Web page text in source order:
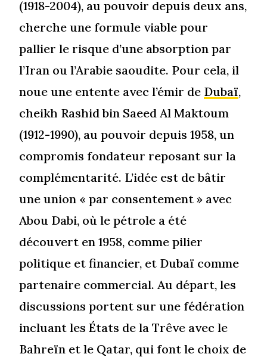
(1918-2004), au pouvoir depuis deux ans,
cherche une formule viable pour
pallier le risque d’une absorption par
l’Iran ou l’Arabie saoudite. Pour cela, il
noue une entente avec l’émir de Dubaï,
cheikh Rashid bin Saeed Al Maktoum
(1912-1990), au pouvoir depuis 1958, un
compromis fondateur reposant sur la
complémentarité. L’idée est de bâtir
une union « par consentement » avec
Abou Dabi, où le pétrole a été
découvert en 1958, comme pilier
politique et financier, et Dubaï comme
partenaire commercial. Au départ, les
discussions portent sur une fédération
incluant les États de la Trêve avec le
Bahreïn et le Qatar, qui font le choix de